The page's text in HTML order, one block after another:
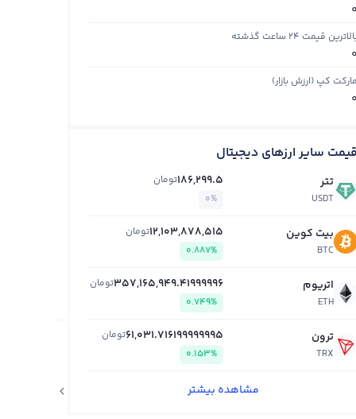
0
قیمت ۲۴ ساعت گذشته
0
مارکت کپ (ارزش بازار)
0
قیمت سایر ارزهای دیجیتال
تتر
USDT
186,299.5تومان
0%
بیت کوین
BTC
12,103,878,515تومان
0.887%
اتریوم
ETH
357,165,949.41999996تومان
0.749%
ترون
TRX
61,031.716199999995تومان
0.153%
مشاهده بیشتر